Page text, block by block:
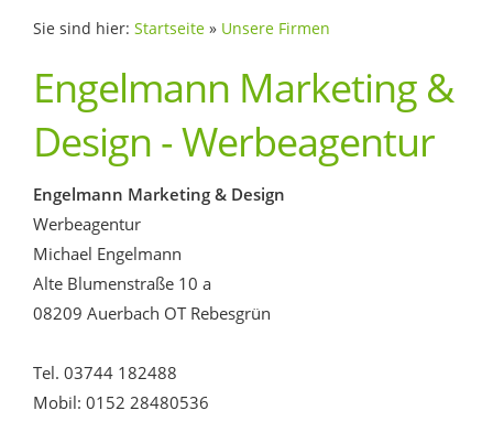
Sie sind hier: Startseite » Unsere Firmen
Engelmann Marketing &
Design - Werbeagentur
Engelmann Marketing & Design
Werbeagentur
Michael Engelmann
Alte Blumenstraße 10 a
08209 Auerbach OT Rebesgrün
Tel. 03744 182488
Mobil: 0152 28480536